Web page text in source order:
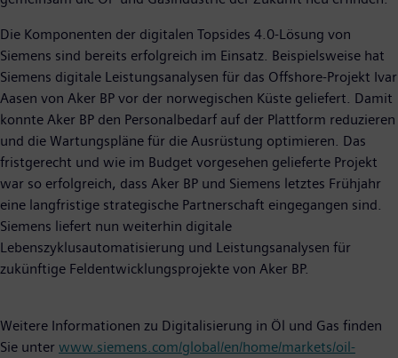
Die Komponenten der digitalen Topsides 4.0-Lösung von
Siemens sind bereits erfolgreich im Einsatz. Beispielsweise hat
Siemens digitale Leistungsanalysen für das Offshore-Projekt Ivar
Aasen von Aker BP vor der norwegischen Küste geliefert. Damit
konnte Aker BP den Personalbedarf auf der Plattform reduzieren
und die Wartungspläne für die Ausrüstung optimieren. Das
fristgerecht und wie im Budget vorgesehen gelieferte Projekt
war so erfolgreich, dass Aker BP und Siemens letztes Frühjahr
eine langfristige strategische Partnerschaft eingegangen sind.
Siemens liefert nun weiterhin digitale
Lebenszyklusautomatisierung und Leistungsanalysen für
zukünftige Feldentwicklungsprojekte von Aker BP.
Weitere Informationen zu Digitalisierung in Öl und Gas finden
Sie unter www.siemens.com/global/en/home/markets/oil-